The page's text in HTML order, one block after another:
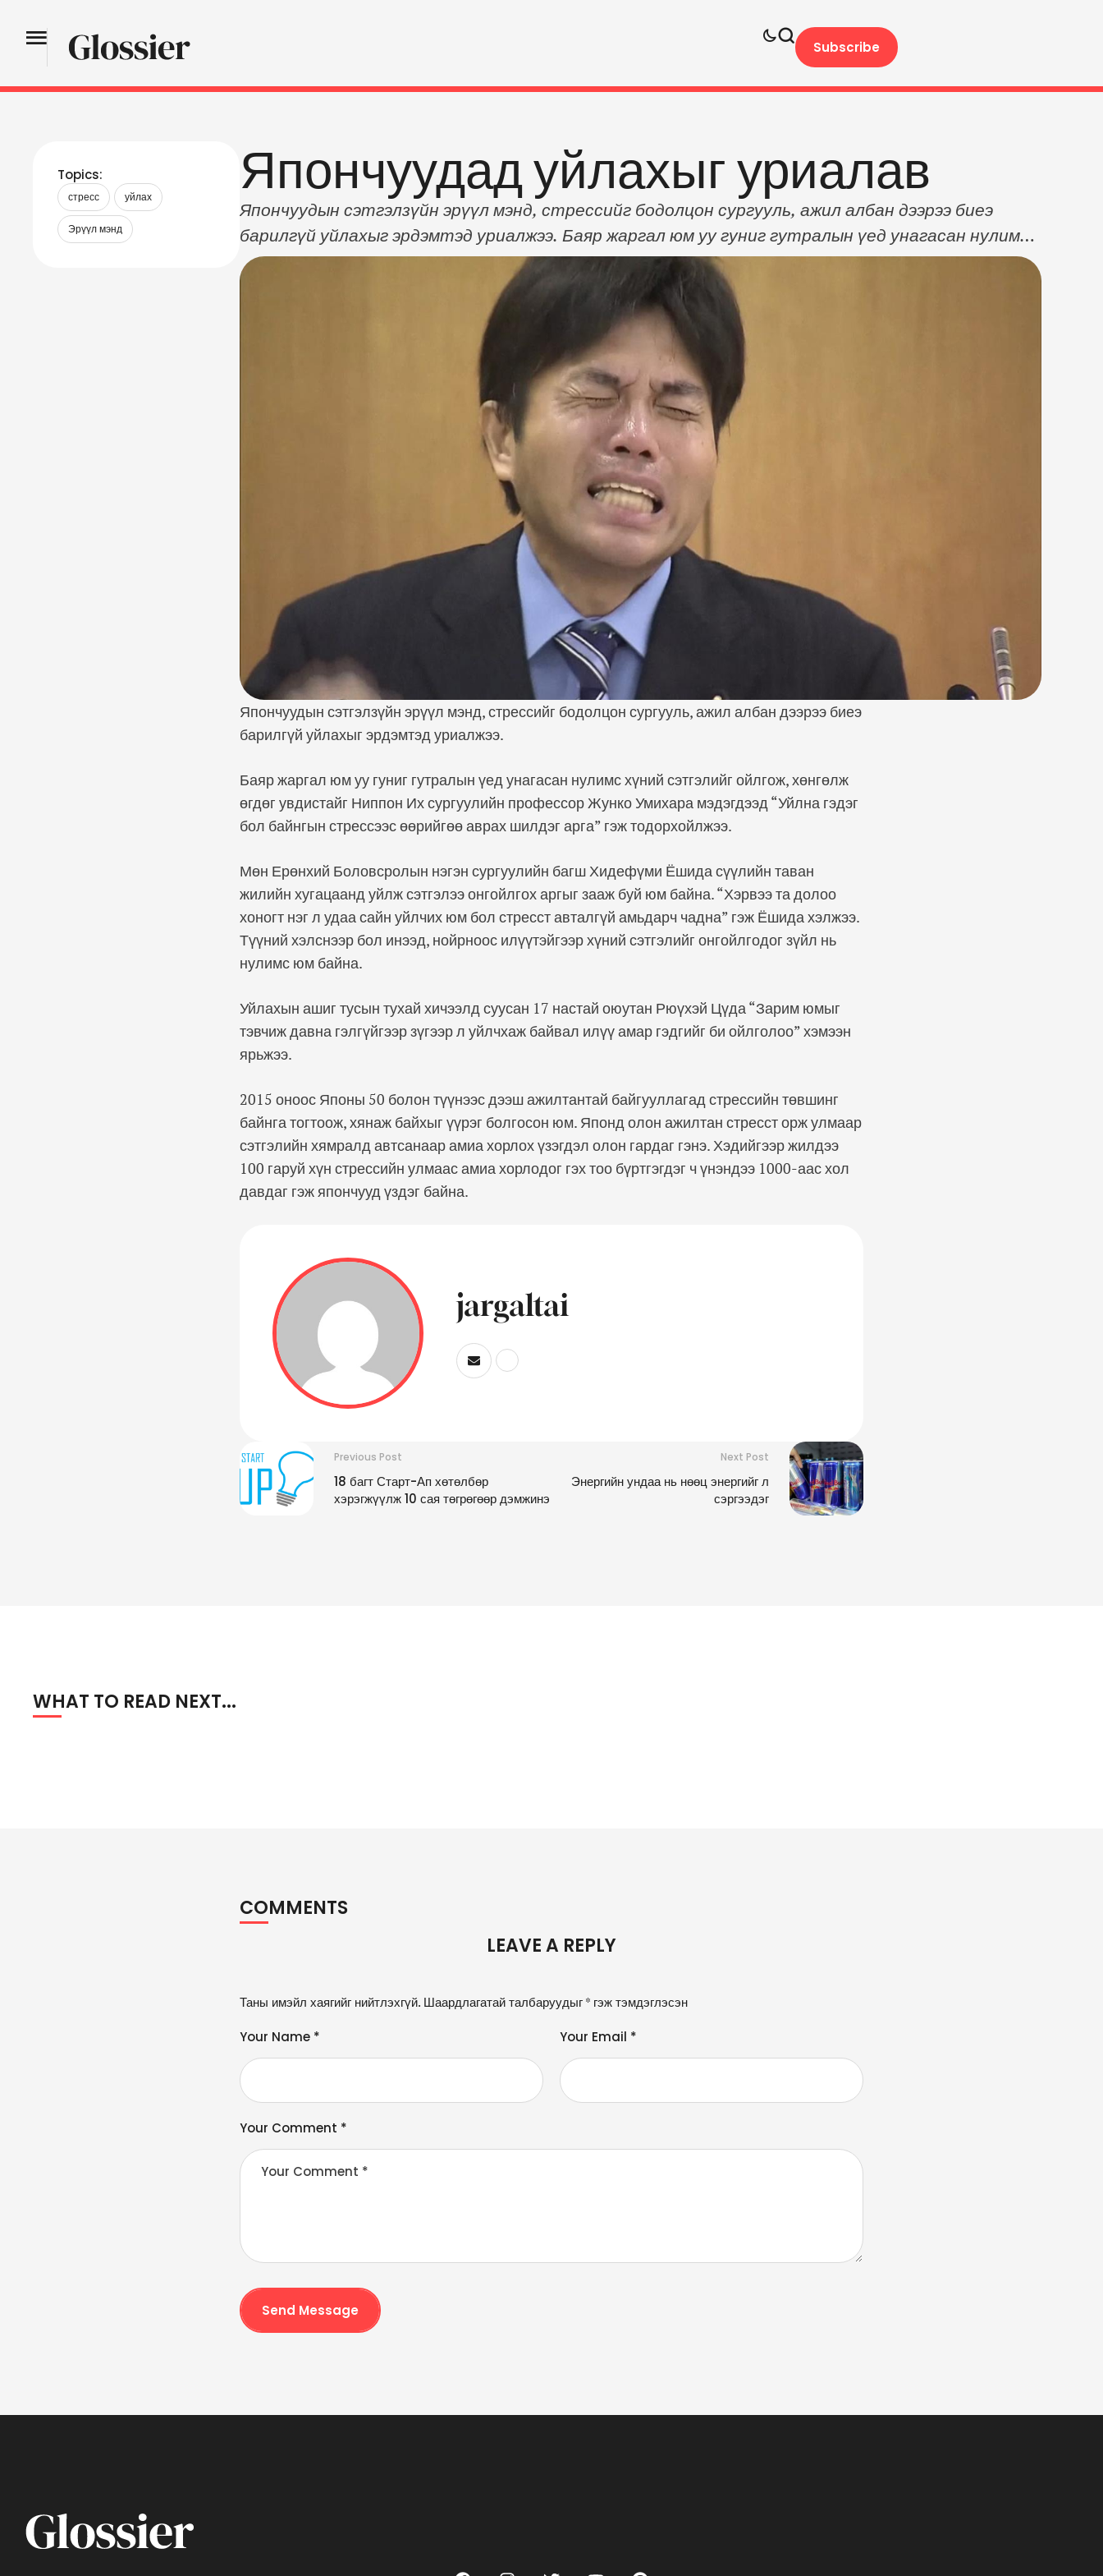
Subscribe
Topics:
стресс уйлах
Эрүүл мэнд
Япончуудад уйлахыг уриалав
Япончуудын сэтгэлзүйн эрүүл мэнд, стрессийг бодолцон сургууль, ажил албан дээрээ биеэ
барилгүй уйлахыг эрдэмтэд уриалжээ. Баяр жаргал юм уу гуниг гутралын үед унагасан нулимс
хүний сэтгэлийг ойлгож, хөнгөлж өгдөг увдистайг Ниппон Их сургуулийн профессор Жунко
Умихара мэдэгдээд “Уйлна гэдэг бол байнгын стрессээс өөрийгөө аврах шилдэг арга” гэж
тодорхойлжээ. Мөн Ерөнхий Боловсролын нэгэн сургуулийн багш Хидефүми …
Япончуудын сэтгэлзүйн эрүүл мэнд, стрессийг бодолцон сургууль, ажил албан дээрээ биеэ
барилгүй уйлахыг эрдэмтэд уриалжээ.
Баяр жаргал юм уу гуниг гутралын үед унагасан нулимс хүний сэтгэлийг ойлгож, хөнгөлж
өгдөг увдистайг Ниппон Их сургуулийн профессор Жунко Умихара мэдэгдээд “Уйлна гэдэг
бол байнгын стрессээс өөрийгөө аврах шилдэг арга” гэж тодорхойлжээ.
Мөн Ерөнхий Боловсролын нэгэн сургуулийн багш Хидефүми Ёшида сүүлийн таван
жилийн хугацаанд уйлж сэтгэлээ онгойлгох аргыг зааж буй юм байна. “Хэрвээ та долоо
хоногт нэг л удаа сайн уйлчих юм бол стресст авталгүй амьдарч чадна” гэж Ёшида хэлжээ.
Түүний хэлснээр бол инээд, нойрноос илүүтэйгээр хүний сэтгэлийг онгойлгодог зүйл нь
нулимс юм байна.
Уйлахын ашиг тусын тухай хичээлд суусан 17 настай оюутан Рюүхэй Цүда “Зарим юмыг
тэвчиж давна гэлгүйгээр зүгээр л уйлчхаж байвал илүү амар гэдгийг би ойлголоо” хэмээн
ярьжээ.
2015 оноос Японы 50 болон түүнээс дээш ажилтантай байгууллагад стрессийн төвшинг
байнга тогтоож, хянаж байхыг үүрэг болгосон юм. Японд олон ажилтан стресст орж улмаар
сэтгэлийн хямралд автсанаар амиа хорлох үзэгдэл олон гардаг гэнэ. Хэдийгээр жилдээ
100 гаруй хүн стрессийн улмаас амиа хорлодог гэх тоо бүртгэгдэг ч үнэндээ 1000-аас хол
давдаг гэж япончууд үздэг байна.
jargaltai
Previous Post
18 багт Старт-Ап хөтөлбөр
хэрэгжүүлж 10 сая төгрөгөөр дэмжинэ
Next Post
Энергийн ундаа нь нөөц энергийг л
сэргээдэг
WHAT TO READ NEXT...
COMMENTS
LEAVE A REPLY
Таны имэйл хаягийг нийтлэхгүй. Шаардлагатай талбаруудыг * гэж тэмдэглэсэн
Your Comment *
Your Name * Your Email *
Send Message
A
e
n
a
ti
v
e